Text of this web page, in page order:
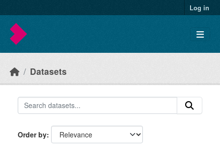
Log in
Datasets
Order by